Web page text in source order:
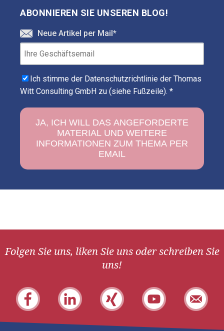
ABONNIEREN SIE UNSEREN BLOG!
Neue Artikel per Mail*
Ich stimme der Datenschutzrichtlinie der Thomas
Witt Consulting GmbH zu (siehe Fußzeile). *
Folgen Sie uns, liken Sie uns oder schreiben Sie
uns!